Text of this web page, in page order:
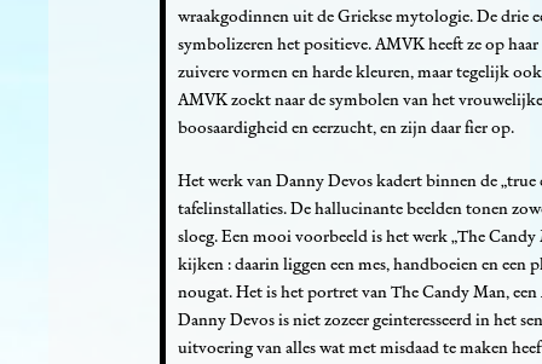
wraakgodinnen uit de Griekse mytologie. De drie
symbolizeren het positieve. AMVK heeft ze op
zuivere vormen en harde kleuren, maar tegelijk
AMVK zoekt naar de symbolen van het
boosaardigheid en eerzucht, en zijn daar fier op.
Het werk van Danny Devos kadert binnen de
tafelinstallaties. De hallucinante beelden tonen
sloeg. Een mooi voorbeeld is het werk „The
kijken : daarin liggen een mes, handboeien en een
nougat. Het is het portret van The Candy Man,
Danny Devos is niet zozeer geinteresseerd in het
uitvoering van alles wat met misdaad te maken